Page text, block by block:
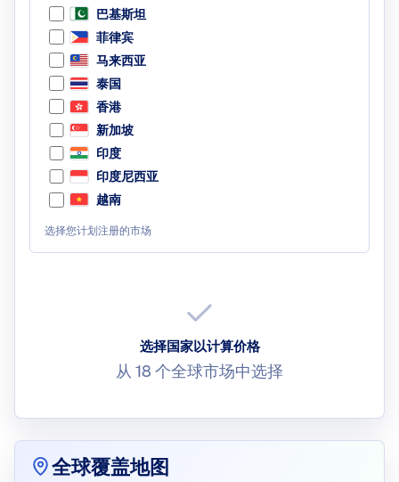
巴基斯坦
菲律宾
马来西亚
泰国
香港
新加坡
印度
印度尼西亚
越南
选择您计划注册的市场
选择国家以计算价格
从 18 个全球市场中选择
全球覆盖地图